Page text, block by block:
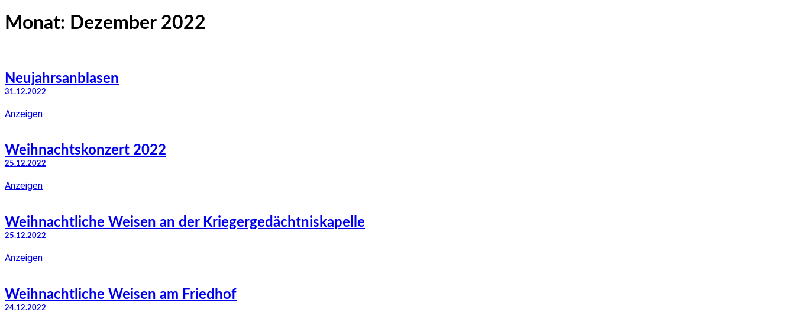
Monat: Dezember 2022
Neujahrsanblasen
31.12.2022
Anzeigen
Weihnachtskonzert 2022
25.12.2022
Anzeigen
Weihnachtliche Weisen an der Kriegergedächtniskapelle
25.12.2022
Anzeigen
Weihnachtliche Weisen am Friedhof
24.12.2022